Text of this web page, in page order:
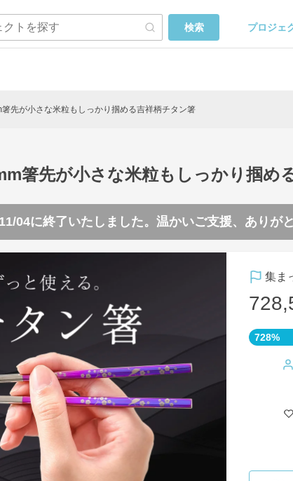
検索 プロジェ
先が小さな米粒もしっかり掴める吉祥柄チタン箸
箸先が小さな米粒もしっかり掴め
04に終了いたしました。温かいご支援、ありが
集ま
728%